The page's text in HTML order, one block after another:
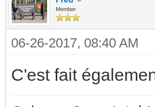
Member
06-26-2017, 08:40 AM
C'est fait